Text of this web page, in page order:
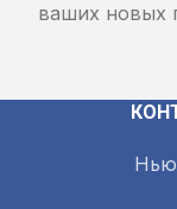
ваших новых